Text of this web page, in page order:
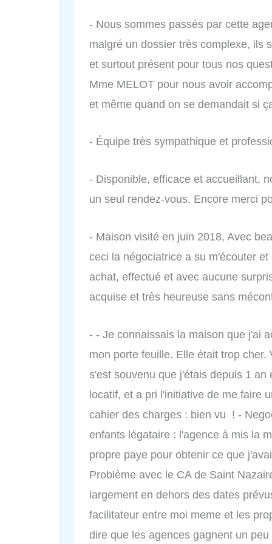
- Nous sommes passés par cette
malgré un dossier très complexe, ils
et surtout présent pour tous nos
Mme MELOT pour nous avoir
et même quand on se demandait si
- Équipe très sympathique et
- Disponible, efficace et accueillant,
un seul rendez-vous. Encore merci
- Maison visité en juin 2018, Avec
ceci la négociatrice a su m'écouter
achat, effectué et avec aucune
acquise et très heureuse sans
- - Je connaissais la maison que j'ai
mon porte feuille. Elle était trop
s'est souvenu que j'étais depuis 1
locatif, et a pri l'initiative de me faire
cahier des charges : bien vu ! -
enfants légataire : l'agence à mis la
propre paye pour obtenir ce que
Problème avec le CA de Saint
largement en dehors des dates
facilitateur entre moi meme et les
dire que les agences gagnent un